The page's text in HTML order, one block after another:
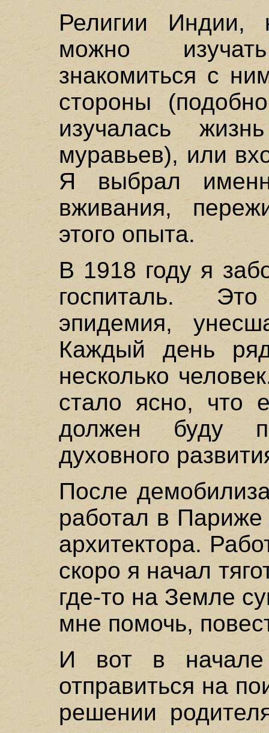
Религии Индии,
можно
знакомиться с
стороны
изучалась
муравьев), или
Я выбрал
вживания,
этого опыта.
В 1918 году я
госпиталь.
эпидемия,
Каждый день
несколько
стало ясно, что
должен буду
духовного
После
работал в Париже
архитектора.
скоро я начал
где-то на Земле
мне помочь,
И вот в
отправиться на
решении